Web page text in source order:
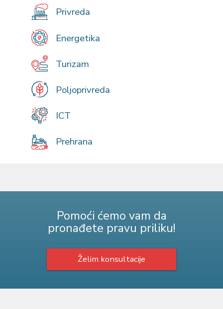
Privreda
Energetika
Turizam
Poljoprivreda
ICT
Prehrana
Pomoći ćemo vam da
pronađete pravu priliku!
Želim konsultacije